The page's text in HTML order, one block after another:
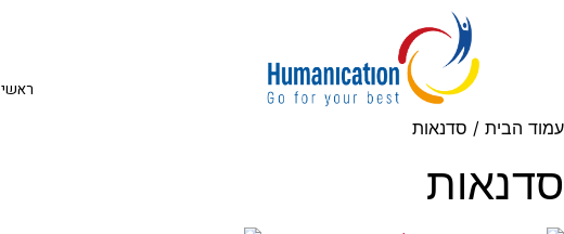
ראשי
עמוד הבית / סדנאות
סדנאות